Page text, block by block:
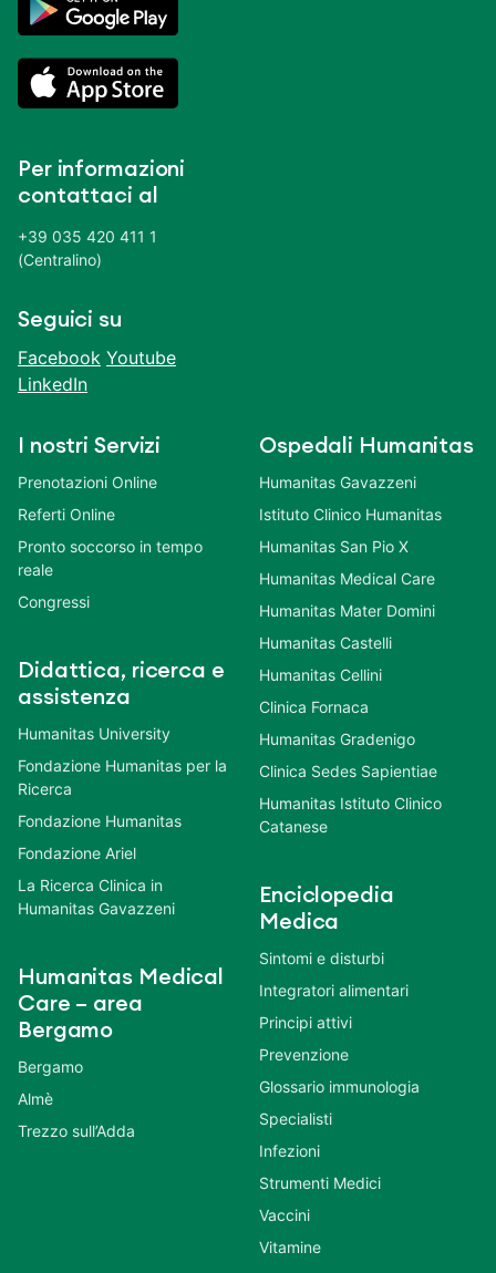
Per informazioni
contattaci al
+39 035 420 411 1
(Centralino)
Seguici su
Facebook Youtube
LinkedIn
I nostri Servizi
Prenotazioni Online
Referti Online
Pronto soccorso in tempo
reale
Congressi
Didattica, ricerca e
assistenza
Humanitas University
Fondazione Humanitas per la
Ricerca
Fondazione Humanitas
Fondazione Ariel
La Ricerca Clinica in
Humanitas Gavazzeni
Humanitas Medical
Care – area
Bergamo
Bergamo
Almè
Trezzo sull’Adda
Ospedali Humanitas
Humanitas Gavazzeni
Istituto Clinico Humanitas
Humanitas San Pio X
Humanitas Medical Care
Humanitas Mater Domini
Humanitas Castelli
Humanitas Cellini
Clinica Fornaca
Humanitas Gradenigo
Clinica Sedes Sapientiae
Humanitas Istituto Clinico
Catanese
Enciclopedia
Medica
Sintomi e disturbi
Integratori alimentari
Principi attivi
Prevenzione
Glossario immunologia
Specialisti
Infezioni
Strumenti Medici
Vaccini
Vitamine